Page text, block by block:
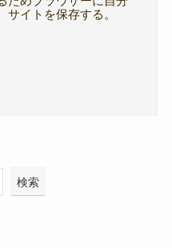
サイトを保存する。
検索